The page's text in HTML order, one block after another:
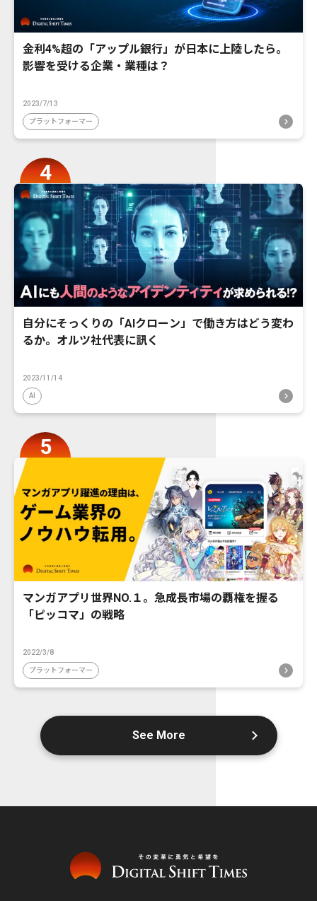
金利4%超の「アップル銀行」が日本に上陸したら。
影響を受ける企業・業種は？
2023/7/13
プラットフォーマー
自分にそっくりの「AIクローン」で働き方はどう変わ
るか。オルツ社代表に訊く
2023/11/14
AI
マンガアプリ世界NO.１。急成長市場の覇権を握る
「ピッコマ」の戦略
2022/3/8
プラットフォーマー
See More